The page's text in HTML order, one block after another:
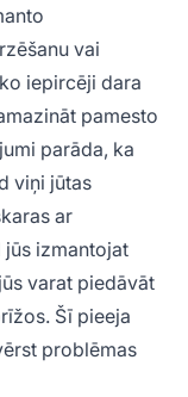
vai
iepircēji dara
pamesto
parāda, ka
viņi jūtas
ar
jūs izmantojat
varat piedāvāt
Šī pieeja
problēmas